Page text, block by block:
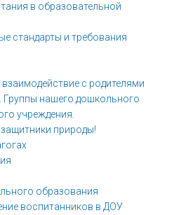
в образовательной
стандарты и требования
с родителями
Группы нашего дошкольного
учреждения.
природы!
образования
воспитанников в ДОУ